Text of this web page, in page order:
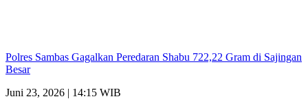
Polres Sambas Gagalkan Peredaran Shabu 722,22 Gram di Sajingan
Besar
Juni 23, 2026 | 14:15 WIB